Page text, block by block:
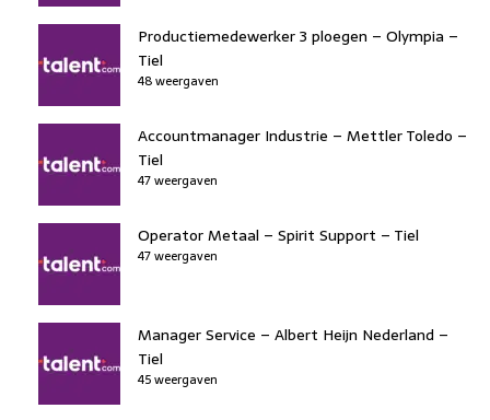
Productiemedewerker 3 ploegen – Olympia –
Tiel
48 weergaven
Accountmanager Industrie – Mettler Toledo –
Tiel
47 weergaven
Operator Metaal – Spirit Support – Tiel
47 weergaven
Manager Service – Albert Heijn Nederland –
Tiel
45 weergaven